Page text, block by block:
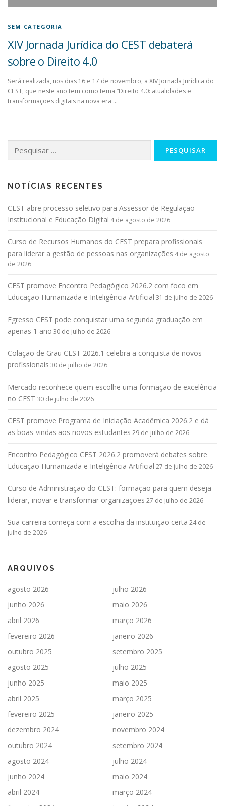
SEM CATEGORIA
XIV Jornada Jurídica do CEST debaterá
sobre o Direito 4.0
Será realizada, nos dias 16 e 17 de novembro, a XIV Jornada Jurídica do
CEST, que neste ano tem como tema “Direito 4.0: atualidades e
transformações digitais na nova era …
NOTÍCIAS RECENTES
CEST abre processo seletivo para Assessor de Regulação
Institucional e Educação Digital 4 de agosto de 2026
Curso de Recursos Humanos do CEST prepara profissionais
para liderar a gestão de pessoas nas organizações 4 de agosto
de 2026
CEST promove Encontro Pedagógico 2026.2 com foco em
Educação Humanizada e Inteligência Artificial 31 de julho de 2026
Egresso CEST pode conquistar uma segunda graduação em
apenas 1 ano 30 de julho de 2026
Colação de Grau CEST 2026.1 celebra a conquista de novos
profissionais 30 de julho de 2026
Mercado reconhece quem escolhe uma formação de excelência
no CEST 30 de julho de 2026
CEST promove Programa de Iniciação Acadêmica 2026.2 e dá
as boas-vindas aos novos estudantes 29 de julho de 2026
Encontro Pedagógico CEST 2026.2 promoverá debates sobre
Educação Humanizada e Inteligência Artificial 27 de julho de 2026
Curso de Administração do CEST: formação para quem deseja
liderar, inovar e transformar organizações 27 de julho de 2026
Sua carreira começa com a escolha da instituição certa 24 de
julho de 2026
ARQUIVOS
agosto 2026
julho 2026
junho 2026
maio 2026
abril 2026
março 2026
fevereiro 2026
janeiro 2026
outubro 2025
setembro 2025
agosto 2025
julho 2025
junho 2025
maio 2025
abril 2025
março 2025
fevereiro 2025
janeiro 2025
dezembro 2024
novembro 2024
outubro 2024
setembro 2024
agosto 2024
julho 2024
junho 2024
maio 2024
abril 2024
março 2024